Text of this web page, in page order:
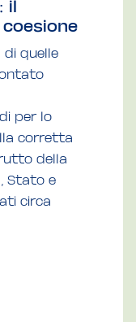
il
di quelle
per lo
corretta
della
Stato e
circa